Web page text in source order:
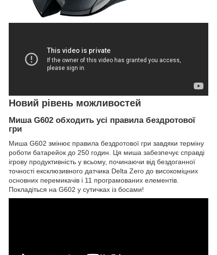
Новий рівень можливостей
Миша G602 обходить усі правила бездротової
гри
Миша G602 змінює правила бездротової гри завдяки терміну
роботи батарейок до 250 годин. Ця миша забезпечує справді
ігрову продуктивність у всьому, починаючи від бездоганної
точності ексклюзивного датчика Delta Zero до високоміцних
основних перемикачів і 11 програмованих елементів.
Покладіться на G602 у сутичках із босами!